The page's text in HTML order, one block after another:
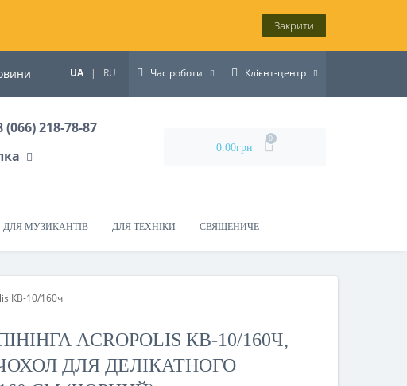
Закрити
UA | RU Час роботи Клієнт-центр
(066) 218-78-87
0.00грн
0
ДЛЯ МУЗИКАНТІВ ДЛЯ ТЕХНІКИ СВЯЩЕНИЧЕ
КВ-10/160ч
ACROPOLIS КВ-10/160Ч,
ДЛЯ ДЕЛІКАТНОГО